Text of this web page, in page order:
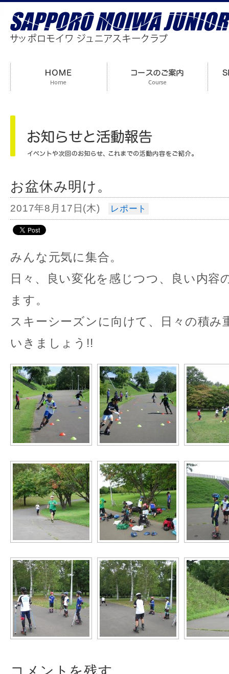
お盆休み明け。
2017年8月17日(木) レポート
みんな元気に集合。
日々、良い変化を感じつつ、良い内容
ます。
スキーシーズンに向けて、日々の積み
いきましょう!!
コメントを残す